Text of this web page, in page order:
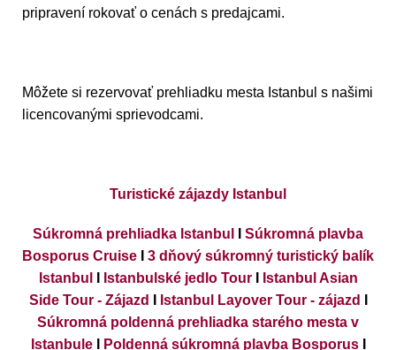
pripravení rokovať o cenách s predajcami.
Môžete si rezervovať prehliadku mesta Istanbul s našimi
licencovanými sprievodcami.
Turistické zájazdy Istanbul
Súkromná prehliadka Istanbul
Súkromná plavba
Bosporus Cruise
3 dňový súkromný turistický balík
Istanbul
Istanbulské jedlo TourI
Istanbul Asian
Side Tour - Zájazd
Istanbul Layover Tour - zájazd
Súkromná poldenná prehliadka starého mesta v
IstanbuleI Poldenná súkromná plavba BosporusI